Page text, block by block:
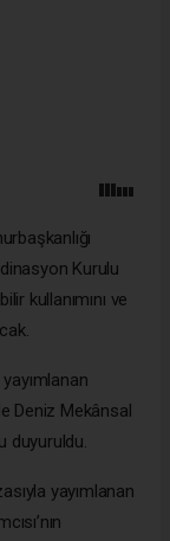
Kurulu
kullanımını ve
Deniz Mekânsal
duyuruldu.
yayımlanan